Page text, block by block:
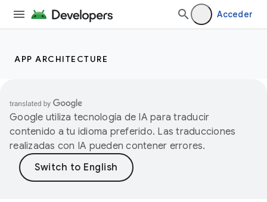
Acceder
APP ARCHITECTURE
Google utiliza tecnología de IA para traducir
contenido a tu idioma preferido. Las traducciones
realizadas con IA pueden contener errores.